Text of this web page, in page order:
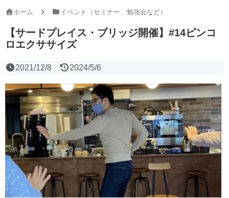
ホーム イベント（セミナー、勉強会など）
【サードプレイス・ブリッジ開催】#14ピンコ
ロエクササイズ
2021/12/8 2024/5/6